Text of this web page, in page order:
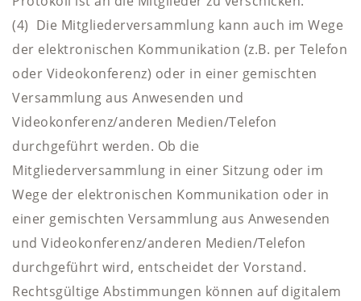
(4) Die Mitgliederversammlung kann auch im Wege
der elektronischen Kommunikation (z.B. per Telefon
oder Videokonferenz) oder in einer gemischten
Versammlung aus Anwesenden und
Videokonferenz/anderen Medien/Telefon
durchgeführt werden. Ob die
Mitgliederversammlung in einer Sitzung oder im
Wege der elektronischen Kommunikation oder in
einer gemischten Versammlung aus Anwesenden
und Videokonferenz/anderen Medien/Telefon
durchgeführt wird, entscheidet der Vorstand.
Rechtsgültige Abstimmungen können auf digitalem